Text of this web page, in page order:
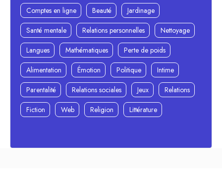
Comptes en ligne
Beauté
Jardinage
Santé mentale
Relations personnelles
Nettoyage
Langues
Mathématiques
Perte de poids
Alimentation
Émotion Politique
Intime
Parentalité
Relations sociales Jeux
Relations
Fiction
Web Religion Littérature